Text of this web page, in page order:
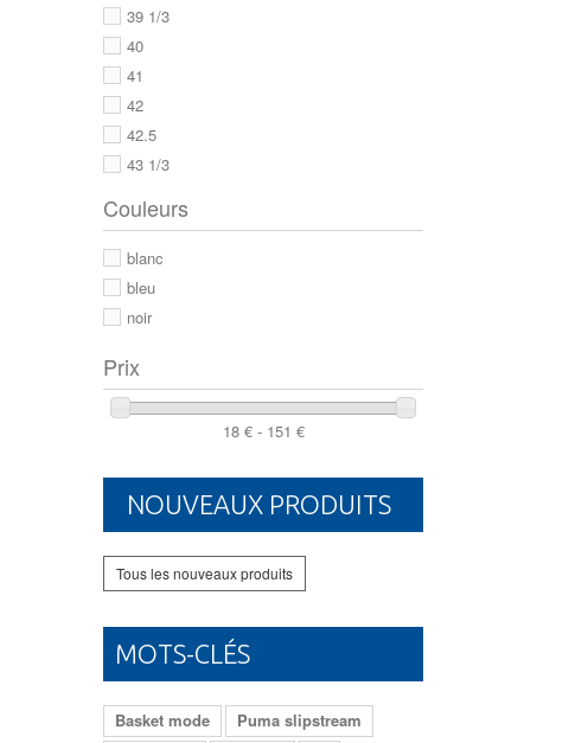
39 1/3
40
41
42
42.5
43 1/3
44
44 2/3
46
Couleurs
blanc
bleu
noir
Prix
18 € - 151 €
NOUVEAUX PRODUITS
Tous les nouveaux produits
MOTS-CLÉS
Basket mode
Puma slipstream